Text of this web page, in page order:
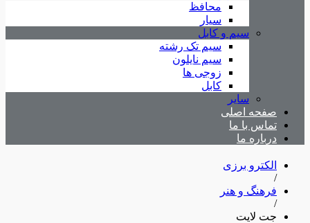
محافظ
سیار
سیم و کابل
سیم تک رشته
سیم نایلون
زوجی ها
کابل
سایر
صفحه اصلی
تماس با ما
درباره ما
الکترو برزی
/
فرهنگ و هنر
/
جت لایت